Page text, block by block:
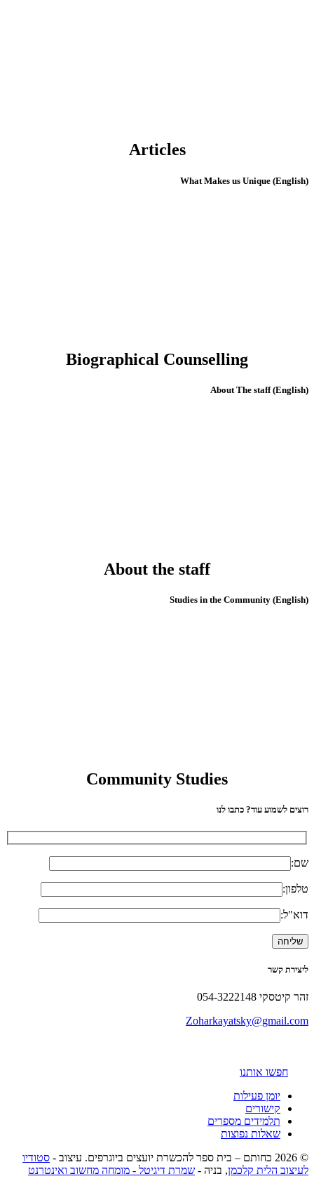
Articles
(English) What Makes us Unique
Biographical Counselling
(English) About The staff
About the staff
(English) Studies in the Community
Community Studies
רוצים לשמוע עוד? כתבו לנו
שם:
טלפון:
דוא"ל:
ליצירת קשר
זהר קיטסקי 054-3222148
Zoharkayatsky@gmail.com
חפשו אותנו
יומן פעילות
קישורים
תלמידים מספרים
שאלות נפוצות
© 2026 כחותם – בית ספר להכשרת יועצים ביוגרפים. עיצוב -
סטודיו
לעיצוב הלית קלכמן, בניה - שמרת דיגיטל - מומחה מחשוב ואינטרנט